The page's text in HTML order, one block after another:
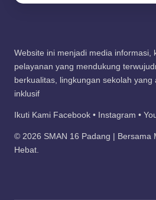
Website ini menjadi media informasi,
pelayanan yang mendukung
berkualitas, lingkungan sekolah yang
inklusif
Ikuti Kami Facebook • Instagram •
© 2026 SMAN 16 Padang | Bersama
Hebat.